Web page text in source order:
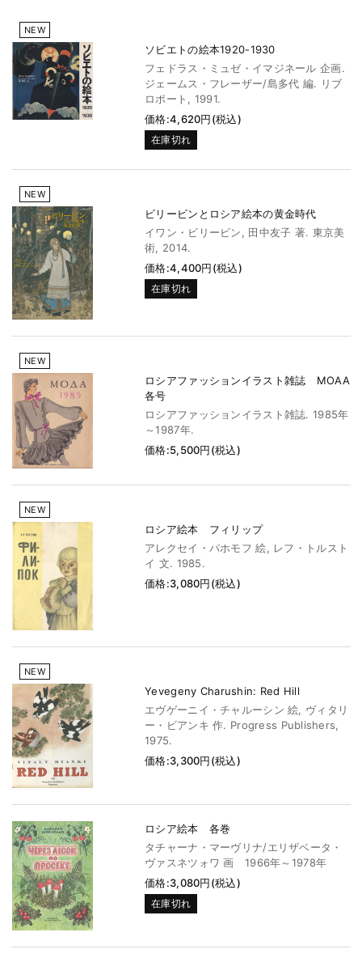
NEW
ソビエトの絵本1920-1930
フェドラス・ミュゼ・イマジネール 企画.
ジェームス・フレーザー/島多代 編. リブ
ロポート, 1991.
価格:4,620円(税込)
在庫切れ
NEW
ビリービンとロシア絵本の黄金時代
イワン・ビリービン, 田中友子 著. 東京美
術, 2014.
価格:4,400円(税込)
在庫切れ
NEW
ロシアファッションイラスト雑誌 MOAA
各号
ロシアファッションイラスト雑誌. 1985年
～1987年.
価格:5,500円(税込)
NEW
ロシア絵本 フィリップ
アレクセイ・パホモフ 絵, レフ・トルスト
イ 文. 1985.
価格:3,080円(税込)
NEW
Yevegeny Charushin: Red Hill
エヴゲーニイ・チャルーシン 絵, ヴィタリ
ー・ビアンキ 作. Progress Publishers,
1975.
価格:3,300円(税込)
ロシア絵本 各巻
タチャーナ・マーヴリナ/エリザベータ・
ヴァスネツォワ 画 1966年～1978年
価格:3,080円(税込)
在庫切れ